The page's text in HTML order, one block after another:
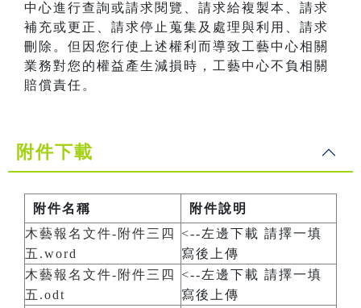
中心進行查詢或請求閱覽、請求給複製本、請求
補充或更正、請求停止蒐集及處理與利用、請求
刪除。但因您行使上述權利而導致工藝中心相關
業務對您的權益產生減損時，工藝中心不負相關
賠償責任。
附件下載
附件名稱
附件說明
木藝報名文件-附件三四
五.word
<--左邊下載 請擇一填
寫後上傳
木藝報名文件-附件三四
五.odt
<--左邊下載 請擇一填
寫後上傳